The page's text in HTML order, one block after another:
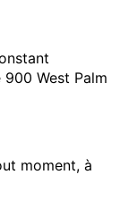
West Palm
moment, à